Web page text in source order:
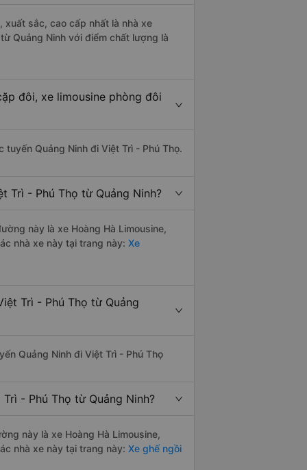
xuất sắc, cao cấp nhất là nhà xe
Quảng Ninh với điểm chất lượng là
đôi, xe limousine phòng đôi
Quảng Ninh đi Việt Trì - Phú Thọ.
Trì - Phú Thọ từ Quảng Ninh?
này là xe Hoàng Hà Limousine,
nhà xe này tại trang này: Xe
Trì - Phú Thọ từ Quảng
Quảng Ninh đi Việt Trì - Phú Thọ
- Phú Thọ từ Quảng Ninh?
này là xe Hoàng Hà Limousine,
nhà xe này tại trang này: Xe ghế ngồi